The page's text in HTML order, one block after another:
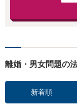
離婚・男女問題の
新着順